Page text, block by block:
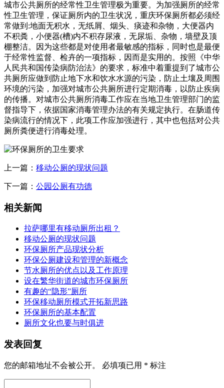
城市公共厕所的经常性卫生管理极为重要。为加强厕所的经常
性卫生管理，保证厕所内的卫生状况，重庆环保厕所都必须经
常做到:地面无积水，无纸屑、烟头、痰迹和杂物，大便器内
不积粪，小便器(槽)内不积存尿液，无尿垢、杂物，墙壁及顶
棚整洁。因为这些都是对使用者最敏感的指标，同时也是最便
于经常性监督、检卉的一项指标，因而是实用的。按照《中华
人民共和国传染病防治法》的要求，标准中着重提到了城市公
共厕所应做到防止地下水和饮水水源的污染，防止土壤及周围
环境的污染，加强对城市公共厕所进行定期消毒，以防止疾病
的传播。对城市公共厕所消毒工作应在当地卫生管理部门的监
督指导下，依据国家消毒管理办法的有关规定执行。在肠道传
染病流行的情况下，此项工作应加强进行，其中也包括对公共
厕所粪便进行消毒处理。
上一篇： 移动公厕的现状问题
下一篇： 公园公厕有功德
相关新闻
拉萨哪里有移动厕所出租？
移动公厕的现状问题
环保厕所产品现状分析
环保公厕建设和管理的新概念
节水厕所的优点以及工作原理
设在繁华街道的城市环保厕所
有趣的“隐形”厕所
环保移动厕所模式开拓新思路
环保厕所的基本配置
厕所文化也要与时俱进
发表回复
您的邮箱地址不会被公开。 必填项已用 * 标注